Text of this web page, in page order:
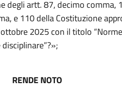
degli artt. 87, decimo comma,
e 110 della Costituzione
2025 con il titolo
RENDE NOTO